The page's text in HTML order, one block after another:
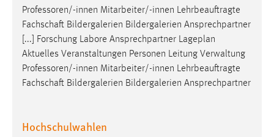
Professoren/-innen Mitarbeiter/-innen Lehrbeauftragte
Fachschaft Bildergalerien Bildergalerien Ansprechpartner
[...] Forschung Labore Ansprechpartner Lageplan
Aktuelles Veranstaltungen Personen Leitung Verwaltung
Professoren/-innen Mitarbeiter/-innen Lehrbeauftragte
Fachschaft Bildergalerien Bildergalerien Ansprechpartner
Hochschulwahlen